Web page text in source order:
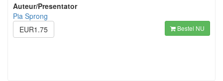
Auteur/Presentator
Pia Sprong
EUR1.75
Bestel NU